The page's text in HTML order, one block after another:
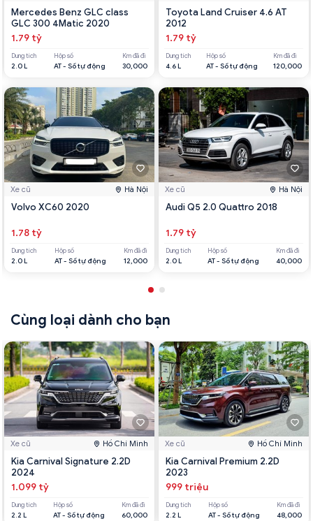
Mercedes Benz GLC class
GLC 300 4Matic 2020
1.79 tỷ
Dung tích
2.0 L
Hộp số
AT - Số tự động
Km đã đi
30,000
Xe cũ Hà Nội
Volvo XC60 2020
1.78 tỷ
Dung tích
2.0 L
Hộp số
AT - Số tự động
Km đã đi
12,000
Toyota Land Cruiser 4.6 AT
2012
1.79 tỷ
Dung tích
4.6 L
Hộp số
AT - Số tự động
Km đã đi
120,000
Xe cũ Hà Nội
Audi Q5 2.0 Quattro 2018
1.79 tỷ
Dung tích
2.0 L
Hộp số
AT - Số tự động
Km đã đi
40,000
Cùng loại dành cho bạn
Xe cũ Hồ Chí Minh
Kia Carnival Signature 2.2D
2024
1.099 tỷ
Dung tích
2.2 L
Hộp số
AT - Số tự động
Km đã đi
60,000
Xe cũ Hồ Chí Minh
Kia Carnival Premium 2.2D
2023
999 triệu
Dung tích
2.2 L
Hộp số
AT - Số tự động
Km đã đi
48,000